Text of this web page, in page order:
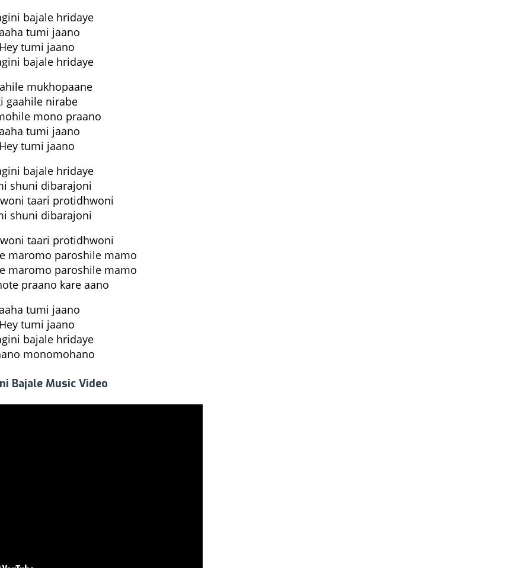
bajale hridaye
tumi jaano
tumi jaano
bajale hridaye
mukhopaane
gaahile nirabe
mono praano
tumi jaano
tumi jaano
bajale hridaye
shuni dibarajoni
taari protidhwoni
shuni dibarajoni
taari protidhwoni
maromo paroshile mamo
maromo paroshile mamo
praano kare aano
tumi jaano
tumi jaano
bajale hridaye
monomohano
Bajale Music Video